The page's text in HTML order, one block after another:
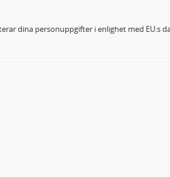
dina personuppgifter i enlighet med EU:s